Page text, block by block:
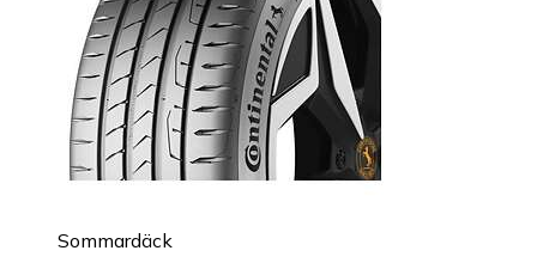
Sommardäck